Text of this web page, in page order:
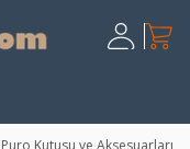
Üye
Kayıt Ol
Sepet